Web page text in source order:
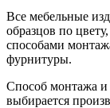
Все мебельные
образцов по
способами
фурнитуры.
Способ монтажа и
выбирается